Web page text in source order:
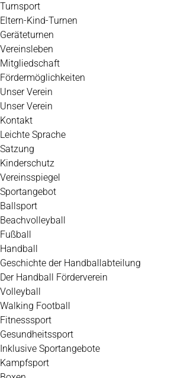
Turnsport
Eltern-Kind-Turnen
Geräteturnen
Vereinsleben
Mitgliedschaft
Fördermöglichkeiten
Unser Verein
Unser Verein
Kontakt
Leichte Sprache
Satzung
Kinderschutz
Vereinsspiegel
Sportangebot
Ballsport
Beachvolleyball
Fußball
Handball
Geschichte der Handballabteilung
Der Handball Förderverein
Volleyball
Walking Football
Fitnesssport
Gesundheitssport
Inklusive Sportangebote
Kampfsport